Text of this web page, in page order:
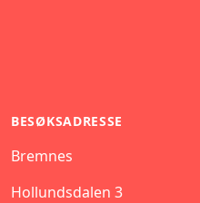
BESØKSADRESSE
Bremnes
Hollundsdalen 3